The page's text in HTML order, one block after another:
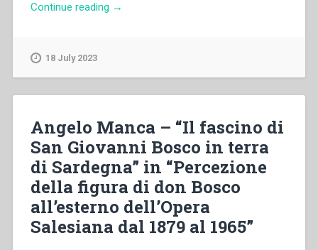
Continue reading “Paolo
Bosco:
monumenti,
parrocchie,
chiese,
piazze,
vie,
scuole
→
18 July 2023
Angelo Manca – “Il fascino di
San Giovanni Bosco in terra
di Sardegna” in “Percezione
della figura di don Bosco
all’esterno dell’Opera
Salesiana dal 1879 al 1965”